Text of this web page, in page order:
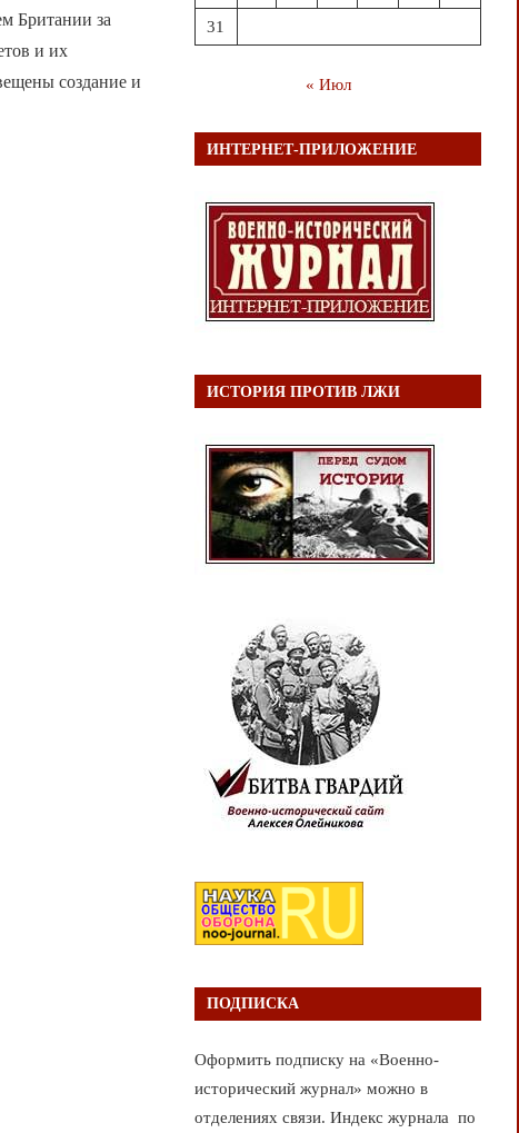
Британии за
и их
создание и
31
« Июл
ИНТЕРНЕТ-ПРИЛОЖЕНИЕ
ИСТОРИЯ ПРОТИВ ЛЖИ
ПОДПИСКА
Оформить подписку на «Военно-
исторический журнал» можно в
отделениях связи. Индекс журнала по